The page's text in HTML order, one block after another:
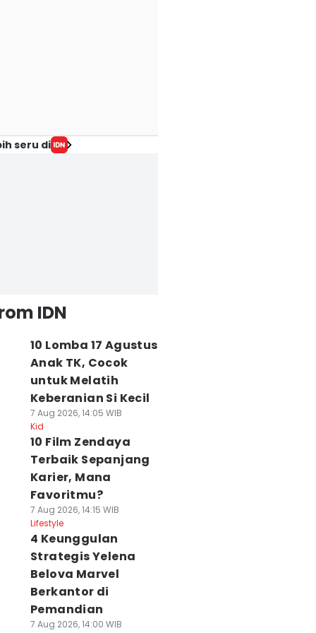
seru di
IDN
10 Lomba 17 Agustus
Anak TK, Cocok
untuk Melatih
Keberanian Si Kecil
7 Aug 2026, 14:05 WIB
Kid
10 Film Zendaya
Terbaik Sepanjang
Karier, Mana
Favoritmu?
7 Aug 2026, 14:15 WIB
Lifestyle
4 Keunggulan
Strategis Yelena
Belova Marvel
Berkantor di
Pemandian
7 Aug 2026, 14:00 WIB